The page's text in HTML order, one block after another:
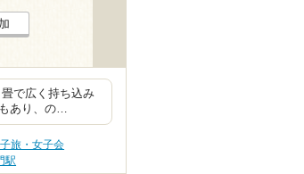
で広く持ち込み
あり、の…
旅・女子会
駅